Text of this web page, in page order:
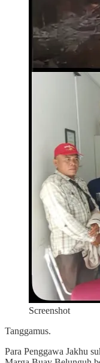
Screenshot
Tanggamus.
Para Penggawa Jakhu